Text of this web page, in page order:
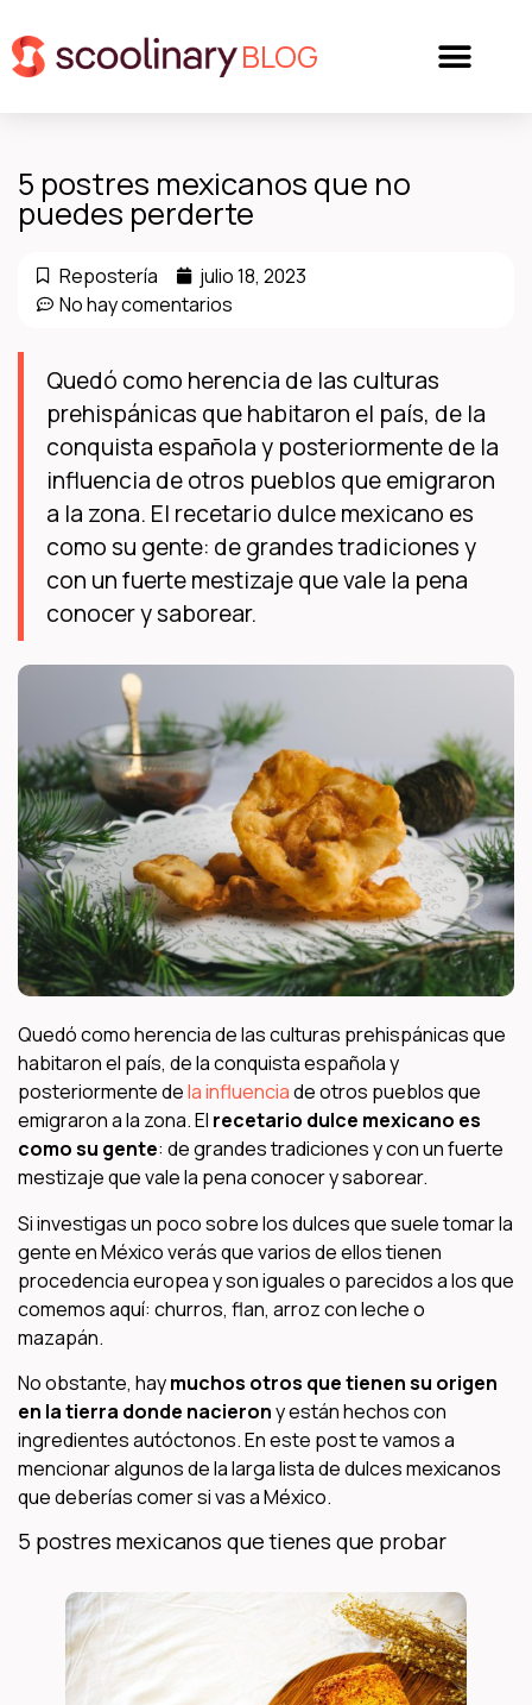
BLOG
5 postres mexicanos que no
puedes perderte
Repostería
julio 18, 2023
No hay comentarios
Quedó como herencia de las culturas
prehispánicas que habitaron el país, de la
conquista española y posteriormente de la
influencia de otros pueblos que emigraron
a la zona. El recetario dulce mexicano es
como su gente: de grandes tradiciones y
con un fuerte mestizaje que vale la pena
conocer y saborear.
Quedó como herencia de las culturas prehispánicas que
habitaron el país, de la conquista española y
posteriormente dela influenciade otros pueblos que
emigraron a la zona. El recetario dulce mexicano es
como su gente: de grandes tradiciones y con un fuerte
mestizaje que vale la pena conocer y saborear.
Si investigas un poco sobre los dulces que suele tomar la
gente en México verás que varios de ellos tienen
procedencia europea y son iguales o parecidos a los que
comemos aquí: churros, flan, arroz con leche o
mazapán.
No obstante, haymuchos otros que tienen su origen
en la tierra donde nacierony están hechos con
ingredientes autóctonos. En este post te vamos a
mencionar algunos de la larga lista de dulces mexicanos
que deberías comer si vas a México.
5 postres mexicanos que tienes que probar